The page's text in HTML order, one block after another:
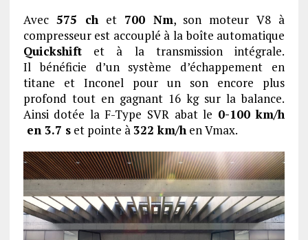
Avec 575 chet 700 Nm, son moteur V8 à
compresseur est accouplé à la boîte automatique
Quickshiftet à la transmission intégrale.
Il bénéficie d’un système d’échappement en
titane et Inconel pour un son encore plus
profond tout en gagnant 16 kg sur la balance.
Ainsi dotée la F-Type SVR abat le 0-100 km/h
en 3.7 set pointe à322 km/hen Vmax.